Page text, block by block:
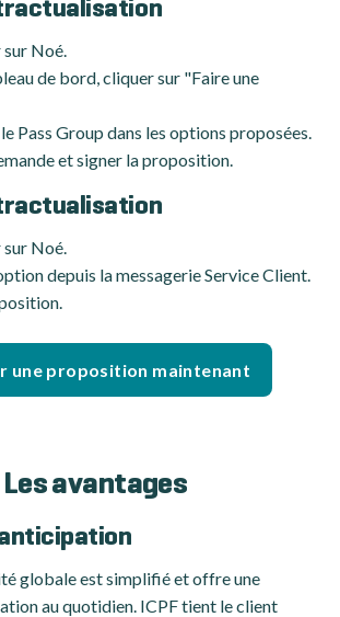
sur Noé.
de bord, cliquer sur "Faire une
Pass Group dans les options proposées.
et signer la proposition.
sur Noé.
depuis la messagerie Service Client.
une proposition maintenant
Les avantages
globale est simplifié et offre une
au quotidien. ICPF tient le client